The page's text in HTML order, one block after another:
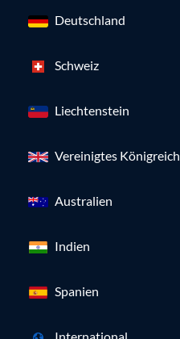
Deutschland
Schweiz
Liechtenstein
Vereinigtes Königreich
Australien
Indien
Spanien